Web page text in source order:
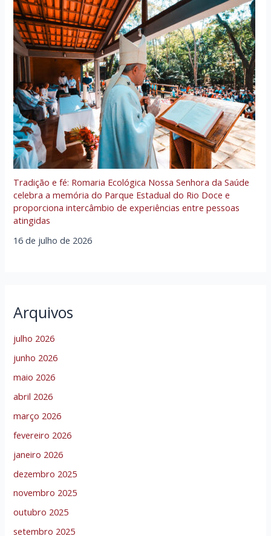
Tradição e fé: Romaria Ecológica Nossa Senhora da Saúde
celebra a memória do Parque Estadual do Rio Doce e
proporciona intercâmbio de experiências entre pessoas
atingidas
16 de julho de 2026
Arquivos
julho 2026
junho 2026
maio 2026
abril 2026
março 2026
fevereiro 2026
janeiro 2026
dezembro 2025
novembro 2025
outubro 2025
setembro 2025